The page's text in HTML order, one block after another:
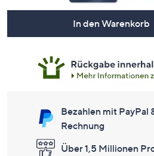
In den Warenkorb
Bezahlen mit PayPal
Rechnung
Über 1,5 Millionen